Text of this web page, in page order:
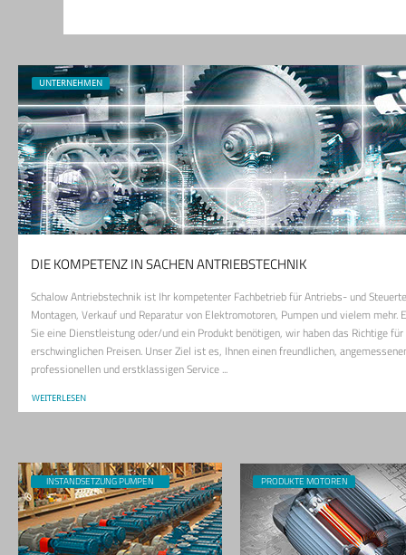
UNTERNEHMEN
DIE KOMPETENZ IN SACHEN ANTRIEBSTECHNIK
Schalow Antriebstechnik ist Ihr kompetenter Fachbetrieb für Antriebs- und
Montagen, Verkauf und Reparatur von Elektromotoren, Pumpen und vielem mehr.
Sie eine Dienstleistung oder/und ein Produkt benötigen, wir haben das Richtige für
erschwinglichen Preisen. Unser Ziel ist es, Ihnen einen freundlichen,
professionellen und erstklassigen Service ...
WEITERLESEN
INSTANDSETZUNG PUMPEN PRODUKTE MOTOREN